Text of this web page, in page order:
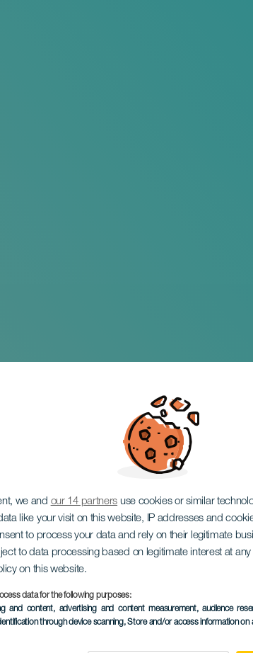
we and our 14 partners use cookies or similar
like your visit on this website, IP addresses and
to process your data and rely on their legitimate
to data processing based on legitimate interest at
on this website.
data for the following purposes:
and content, advertising and content measurement, audience
through device scanning, Store and/or access information on
Konzert